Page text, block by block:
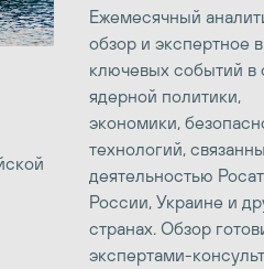
Ежемесячный
обзор и экспертное
ключевых событий в
ядерной политики,
экономики,
технологий,
деятельностью
России, Украине и
странах. Обзор
экспертами-